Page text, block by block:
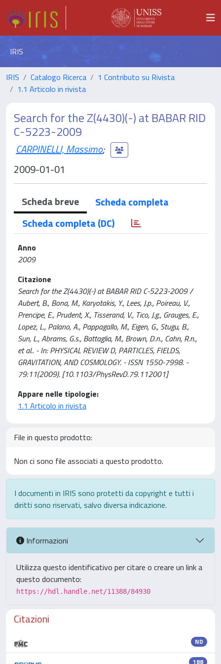
IRIS
IRIS Catalogo Ricerca
1 Contributo su Rivista
1.1 Articolo in rivista
Search for the Z(4430)(-) at BABAR RID
C-5223-2009
CARPINELLI, Massimo;
2009-01-01
Scheda breve
Scheda completa
Scheda completa (DC)
Anno
2009
Citazione
Search for the Z(4430)(-) at BABAR RID C-5223-2009 /
Aubert, B., Bona, M., Karyotakis, Y., Lees, J.p., Poireau, V.,
Prencipe, E., Prudent, X., Tisserand, V., Tico, J.g., Grauges, E.,
Lopez, L., Palano, A., Pappagallo, M., Eigen, G., Stugu, B.,
Sun, L., Abrams, G.s., Battaglia, M., Brown, D.n., Cahn, R.n.,
et al.. - In: PHYSICAL REVIEW D, PARTICLES, FIELDS,
GRAVITATION, AND COSMOLOGY. - ISSN 1550-7998. -
79:11(2009). [10.1103/PhysRevD.79.112001]
Appare nelle tipologie:
1.1 Articolo in rivista
File in questo prodotto:
Non ci sono file associati a questo prodotto.
I documenti in IRIS sono protetti da copyright e tutti i
diritti sono riservati, salvo diversa indicazione.
Informazioni
Utilizza questo identificativo per citare o creare un link a
questo documento:
https://hdl.handle.net/11388/84930
Citazioni
ND
188